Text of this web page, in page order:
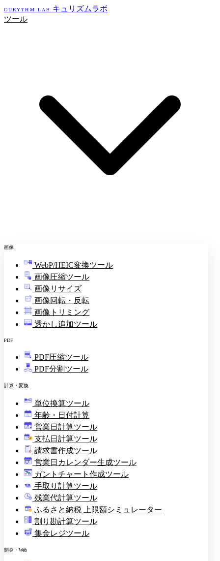
CURYTHM LAB
キュリズムラボ
ツール
画像
WebP/HEIC変換ツール
画像圧縮ツール
画像リサイズ
画像回転・反転
画像トリミング
透かし追加ツール
PDF
PDF圧縮ツール
PDF分割ツール
計算・変換
単位換算ツール
年齢・日付計算
営業日計算ツール
¥ 支払日計算ツール
印
請求書作成ツール
営業日カレンダー生成ツール
ガントチャート作成ツール
手取り計算ツール
残業代計算ツール
ふるさと納税 上限額シミュレーター
割り勘計算ツール
集金レジツール
開発・Web